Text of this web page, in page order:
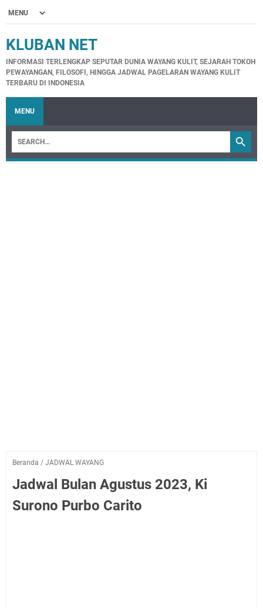
KLUBAN NET
INFORMASI TERLENGKAP SEPUTAR DUNIA WAYANG KULIT, SEJARAH TOKOH
PEWAYANGAN, FILOSOFI, HINGGA JADWAL PAGELARAN WAYANG KULIT
TERBARU DI INDONESIA
MENU
Beranda / JADWAL WAYANG
Jadwal Bulan Agustus 2023, Ki
Surono Purbo Carito